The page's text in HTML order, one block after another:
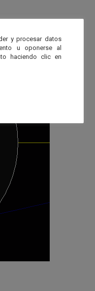
y procesar datos
u oponerse al
haciendo clic en